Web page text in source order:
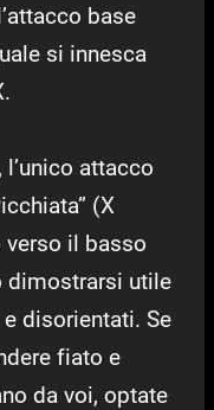
base
si innesca
l’unico attacco
(X
verso il basso
dimostrarsi utile
disorientati. Se
fiato e
da voi, optate